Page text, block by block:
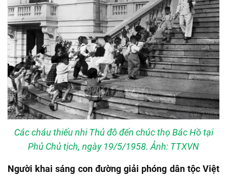
Các cháu thiếu nhi Thủ đô đến chúc thọ Bác Hồ tại
Phủ Chủ tịch, ngày 19/5/1958. Ảnh: TTXVN
Người khai sáng con đường giải phóng dân tộc Việt